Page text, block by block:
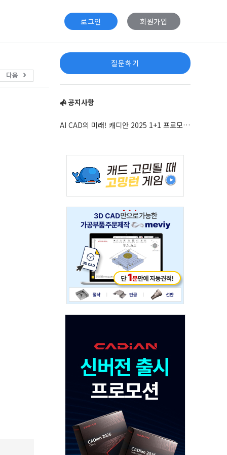
로그인 회원가입
다음
Sidebar
질문하기
공지사항
AI CAD의 미래! 캐디안 2025 1+1 프로모션 안내
234x60
234x60
120x600